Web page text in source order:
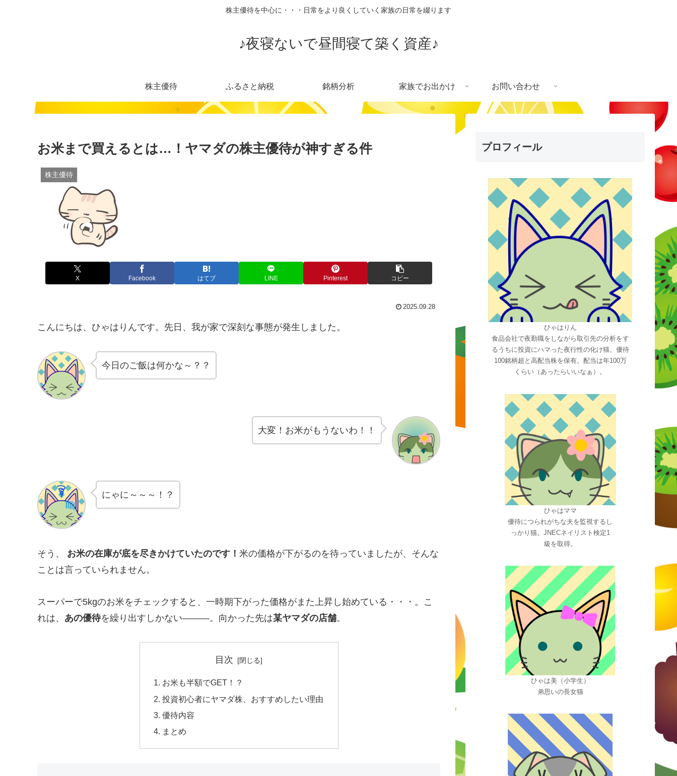
株主優待を中心に・・・日常をより良くしていく家族の日常を綴ります
♪夜寝ないで昼間寝て築く資産♪
株主優待 ふるさと納税 銘柄分析 家族でお出かけ お問い合わせ
お米まで買えるとは…！ヤマダの株主優待が神すぎる件
株主優待
X Facebook はてブ LINE Pinterest コピー
2025.09.28
こんにちは、ひゃはりんです。先日、我が家で深刻な事態が発生しました。
今日のご飯は何かな～？？
大変！お米がもうないわ！！
にゃに～～～！？
そう、 お米の在庫が底を尽きかけていたのです！ 米の価格が下がるのを待っていましたが、そんな
ことは言っていられません。
スーパーで5kgのお米をチェックすると、一時期下がった価格がまた上昇し始めている・・・。こ
れは、 あの優待を繰り出すしかない―――。向かった先は某ヤマダの店舗。
目次
お米も半額でGET！？
投資初心者にヤマダ株、おすすめしたい理由
優待内容
まとめ
プロフィール
ひゃはりん
食品会社で夜勤職をしながら取引先の分析をす
るうちに投資にハマった夜行性の化け猫。優待
100銘柄超と高配当株を保有。配当は年100万
くらい（あったらいいなぁ）。
ひゃはママ
優待につられがちな夫を監視するし
っかり猫。JNECネイリスト検定1
級を取得。
ひゃは美（小学生）
弟思いの長女猫